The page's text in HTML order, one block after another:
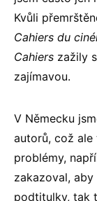
Kvůli
Cahiers du
Cahiers zažily
zajímavou.
V Německu
autorů, což ale
problémy,
zakazoval,
podtitulky, tak